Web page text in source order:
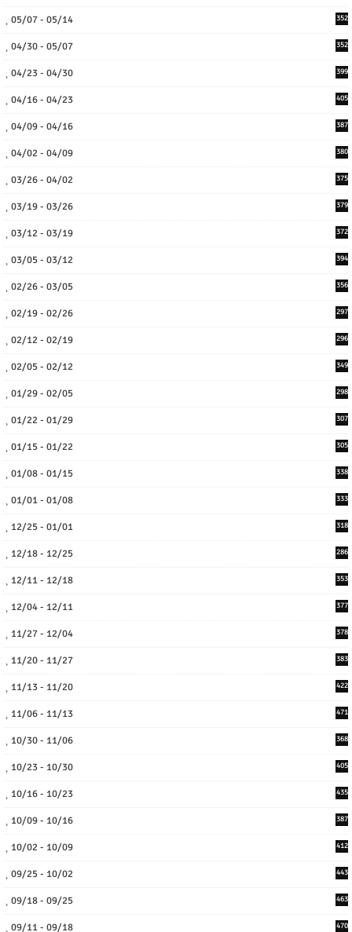
05/07 - 05/14 352
04/30 - 05/07 352
04/23 - 04/30 399
04/16 - 04/23 405
04/09 - 04/16 387
04/02 - 04/09 380
03/26 - 04/02 375
03/19 - 03/26 379
03/12 - 03/19 372
03/05 - 03/12 394
02/26 - 03/05 356
02/19 - 02/26 297
02/12 - 02/19 296
02/05 - 02/12 349
01/29 - 02/05 298
01/22 - 01/29 307
01/15 - 01/22 305
01/08 - 01/15 338
01/01 - 01/08 333
12/25 - 01/01 318
12/18 - 12/25 286
12/11 - 12/18 353
12/04 - 12/11 377
11/27 - 12/04 378
11/20 - 11/27 383
11/13 - 11/20 422
11/06 - 11/13 471
10/30 - 11/06 368
10/23 - 10/30 405
10/16 - 10/23 435
10/09 - 10/16 387
10/02 - 10/09 412
09/25 - 10/02 443
09/18 - 09/25 463
09/11 - 09/18 470